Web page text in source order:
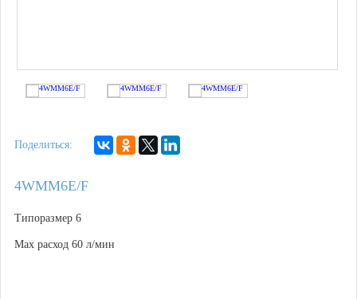
Поделиться:
4WMM6E/F
Типоразмер 6
Max расход 60 л/мин